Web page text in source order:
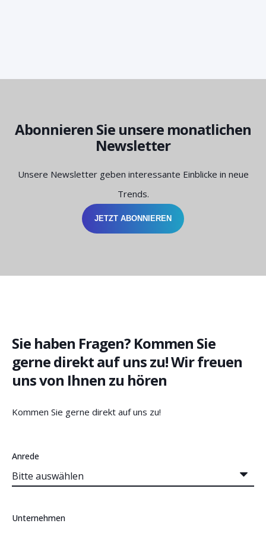
Abonnieren Sie unsere monatlichen
Newsletter
Unsere Newsletter geben interessante Einblicke in neue
Trends.
JETZT ABONNIEREN
Sie haben Fragen? Kommen Sie
gerne direkt auf uns zu! Wir freuen
uns von Ihnen zu hören
Kommen Sie gerne direkt auf uns zu!
Anrede
Unternehmen